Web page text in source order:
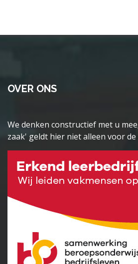
OVER ONS
We denken constructief met u
zaak' geldt hier niet alleen voor de